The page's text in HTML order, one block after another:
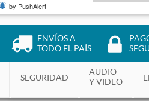
ENVÍOS A
TODO EL PAÍS
SEGURIDAD
AUDIO
Y VIDEO
by PushAlert